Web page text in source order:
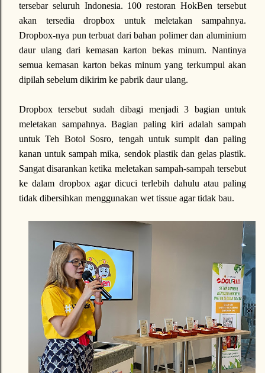
tersebar seluruh Indonesia. 100 restoran HokBen tersebut
akan tersedia dropbox untuk meletakan sampahnya.
Dropbox-nya pun terbuat dari bahan polimer dan aluminium
daur ulang dari kemasan karton bekas minum. Nantinya
semua kemasan karton bekas minum yang terkumpul akan
dipilah sebelum dikirim ke pabrik daur ulang.
Dropbox tersebut sudah dibagi menjadi 3 bagian untuk
meletakan sampahnya. Bagian paling kiri adalah sampah
untuk Teh Botol Sosro, tengah untuk sumpit dan paling
kanan untuk sampah mika, sendok plastik dan gelas plastik.
Sangat disarankan ketika meletakan sampah-sampah tersebut
ke dalam dropbox agar dicuci terlebih dahulu atau paling
tidak dibersihkan menggunakan wet tissue agar tidak bau.